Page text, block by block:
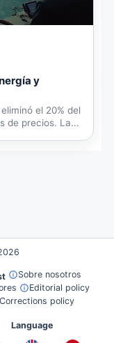
y
el 20% del
de precios. La...
Sobre nosotros
Editorial policy
Corrections policy
Language